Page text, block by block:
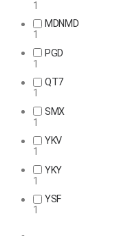
1
MDNMD
1
PGD
1
QT7
1
SMX
1
YKV
1
YKY
1
YSF
1